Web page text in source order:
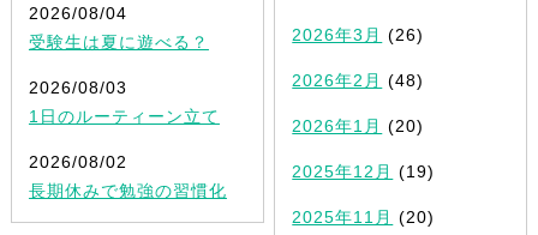
2026/08/04
受験生は夏に遊べる？
2026/08/03
1日のルーティーン立て
2026/08/02
長期休みで勉強の習慣化
2026年3月 (26)
2026年2月 (48)
2026年1月 (20)
2025年12月 (19)
2025年11月 (20)